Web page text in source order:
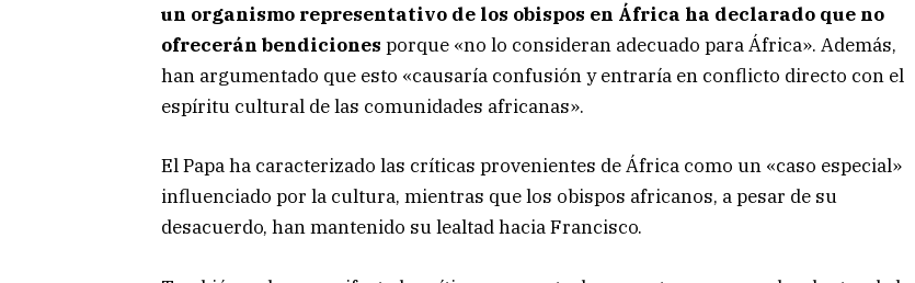
un organismo representativo de los obispos en África ha declarado que no
ofrecerán bendiciones porque «no lo consideran adecuado para África». Además,
han argumentado que esto «causaría confusión y entraría en conflicto directo con el
espíritu cultural de las comunidades africanas».
El Papa ha caracterizado las críticas provenientes de África como un «caso especial»
influenciado por la cultura, mientras que los obispos africanos, a pesar de su
desacuerdo, han mantenido su lealtad hacia Francisco.